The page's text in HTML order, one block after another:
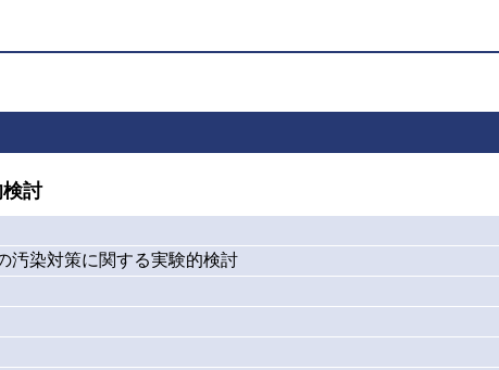
討
汚染対策に関する実験的検討